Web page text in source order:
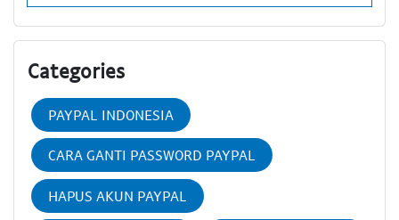
Categories
PAYPAL INDONESIA
CARA GANTI PASSWORD PAYPAL
HAPUS AKUN PAYPAL